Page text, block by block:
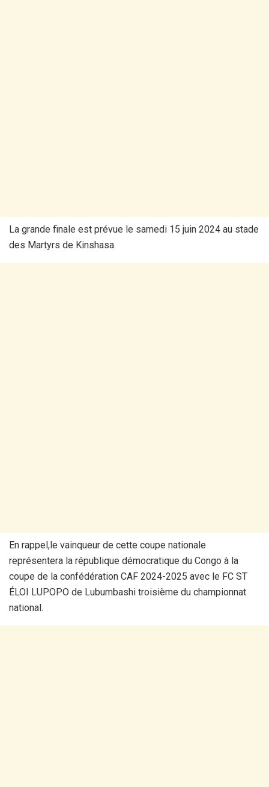
La grande finale est prévue le samedi 15 juin 2024 au stade
des Martyrs de Kinshasa.
En rappel,le vainqueur de cette coupe nationale
représentera la république démocratique du Congo à la
coupe de la confédération CAF 2024-2025 avec le FC ST
ÉLOI LUPOPO de Lubumbashi troisième du championnat
national.